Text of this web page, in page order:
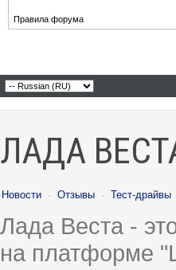
Правила форума
ЛАДА
Новости · Отзывы · Тест-драйвы
Лада Веста -
на платформе